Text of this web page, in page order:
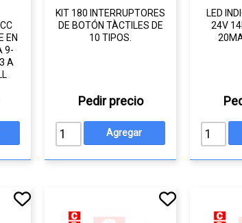
EN
9-
A
KIT 180 INTERRUPTORES
DE BOTÓN TÀCTILES DE
10 TIPOS.
Pedir precio
LED
24V